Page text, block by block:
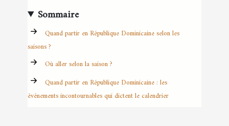
Sommaire
Quand partir en République Dominicaine selon les
saisons ?
Où aller selon la saison ?
Quand partir en République Dominicaine : les
événements incontournables qui dictent le calendrier